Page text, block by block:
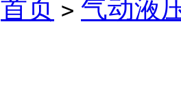
首页 > 气动液